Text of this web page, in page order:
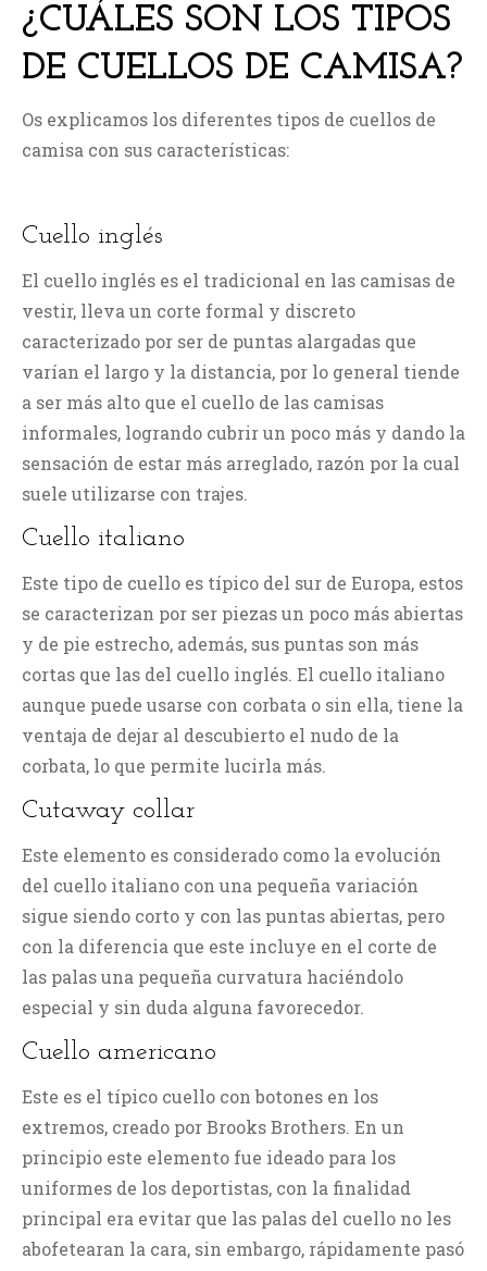
¿CUÁLES SON LOS TIPOS
DE CUELLOS DE CAMISA?
Os explicamos los diferentes tipos de cuellos de
camisa con sus características:
Cuello inglés
El cuello inglés es el tradicional en las camisas de
vestir, lleva un corte formal y discreto
caracterizado por ser de puntas alargadas que
varían el largo y la distancia, por lo general tiende
a ser más alto que el cuello de las camisas
informales, logrando cubrir un poco más y dando la
sensación de estar más arreglado, razón por la cual
suele utilizarse con trajes.
Cuello italiano
Este tipo de cuello es típico del sur de Europa, estos
se caracterizan por ser piezas un poco más abiertas
y de pie estrecho, además, sus puntas son más
cortas que las del cuello inglés. El cuello italiano
aunque puede usarse con corbata o sin ella, tiene la
ventaja de dejar al descubierto el nudo de la
corbata, lo que permite lucirla más.
Cutaway collar
Este elemento es considerado como la evolución
del cuello italiano con una pequeña variación
sigue siendo corto y con las puntas abiertas, pero
con la diferencia que este incluye en el corte de
las palas una pequeña curvatura haciéndolo
especial y sin duda alguna favorecedor.
Cuello americano
Este es el típico cuello con botones en los
extremos, creado por Brooks Brothers. En un
principio este elemento fue ideado para los
uniformes de los deportistas, con la finalidad
principal era evitar que las palas del cuello no les
abofetearan la cara, sin embargo, rápidamente pasó